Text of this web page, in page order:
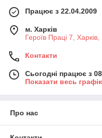
Працює з 22.04.2009
м. Харків
Героїв Праці 7, Харків,
Контакти
Сьогодні працює з
Показати весь
Про нас